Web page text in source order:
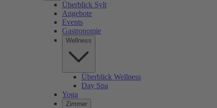
Überblick Sylt
Angebote
Events
Gastronomie
Wellness
Überblick Wellness
Day Spa
Yoga
Zimmer